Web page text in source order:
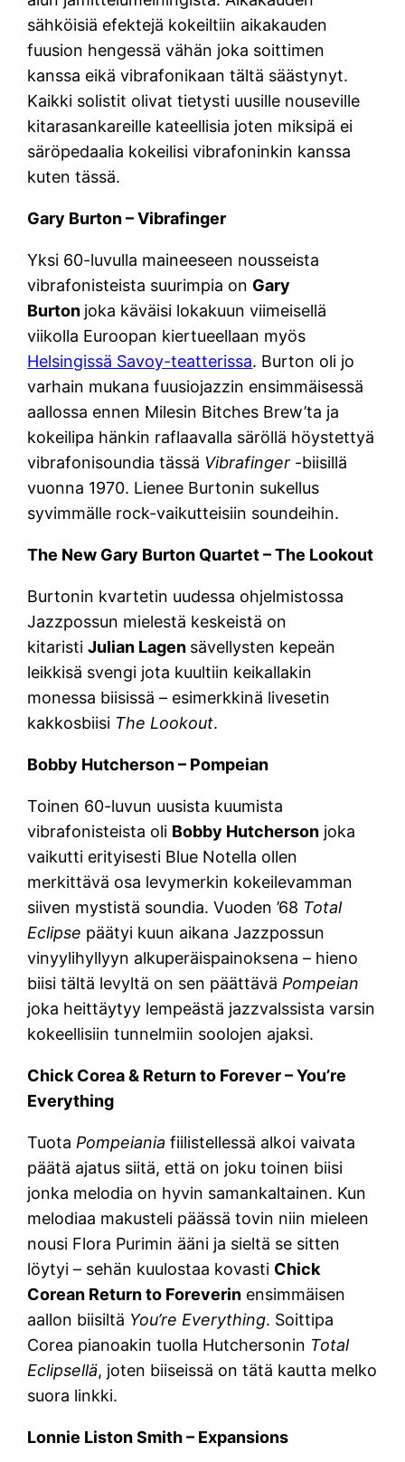
sähköisiä efektejä kokeiltiin aikakauden
fuusion hengessä vähän joka soittimen
kanssa eikä vibrafonikaan tältä säästynyt.
Kaikki solistit olivat tietysti uusille nouseville
kitarasankareille kateellisia joten miksipä ei
säröpedaalia kokeilisi vibrafoninkin kanssa
kuten tässä.
Gary Burton – Vibrafinger
Yksi 60-luvulla maineeseen nousseista
vibrafonisteista suurimpia on Gary
Burton joka käväisi lokakuun viimeisellä
viikolla Euroopan kiertueellaan myös
Helsingissä Savoy-teatterissa. Burton oli jo
varhain mukana fuusiojazzin ensimmäisessä
aallossa ennen Milesin Bitches Brew’ta ja
kokeilipa hänkin raflaavalla säröllä höystettyä
vibrafonisoundia tässä Vibrafinger -biisillä
vuonna 1970. Lienee Burtonin sukellus
syvimmälle rock-vaikutteisiin soundeihin.
The New Gary Burton Quartet – The Lookout
Burtonin kvartetin uudessa ohjelmistossa
Jazzpossun mielestä keskeistä on
kitaristiJulian Lagen sävellysten kepeän
leikkisä svengi jota kuultiin keikallakin
monessa biisissä – esimerkkinä livesetin
kakkosbiisi The Lookout.
Bobby Hutcherson – Pompeian
Toinen 60-luvun uusista kuumista
vibrafonisteista oli Bobby Hutcherson joka
vaikutti erityisesti Blue Notella ollen
merkittävä osa levymerkin kokeilevamman
siiven mystistä soundia. Vuoden ’68 Total
Eclipse päätyi kuun aikana Jazzpossun
vinyylihyllyyn alkuperäispainoksena – hieno
biisi tältä levyltä on sen päättävä Pompeian
joka heittäytyy lempeästä jazzvalssista varsin
kokeellisiin tunnelmiin soolojen ajaksi.
Chick Corea & Return to Forever – You’re
Everything
Tuota Pompeianiafiilistellessä alkoi vaivata
päätä ajatus siitä, että on joku toinen biisi
jonka melodia on hyvin samankaltainen. Kun
melodiaa makusteli päässä tovin niin mieleen
nousi Flora Purimin ääni ja sieltä se sitten
löytyi – sehän kuulostaa kovasti Chick
Corean Return to Foreverin ensimmäisen
aallon biisiltä You’re Everything. Soittipa
Corea pianoakin tuolla Hutchersonin Total
Eclipsellä, joten biiseissä on tätä kautta melko
suora linkki.
Lonnie Liston Smith – Expansions